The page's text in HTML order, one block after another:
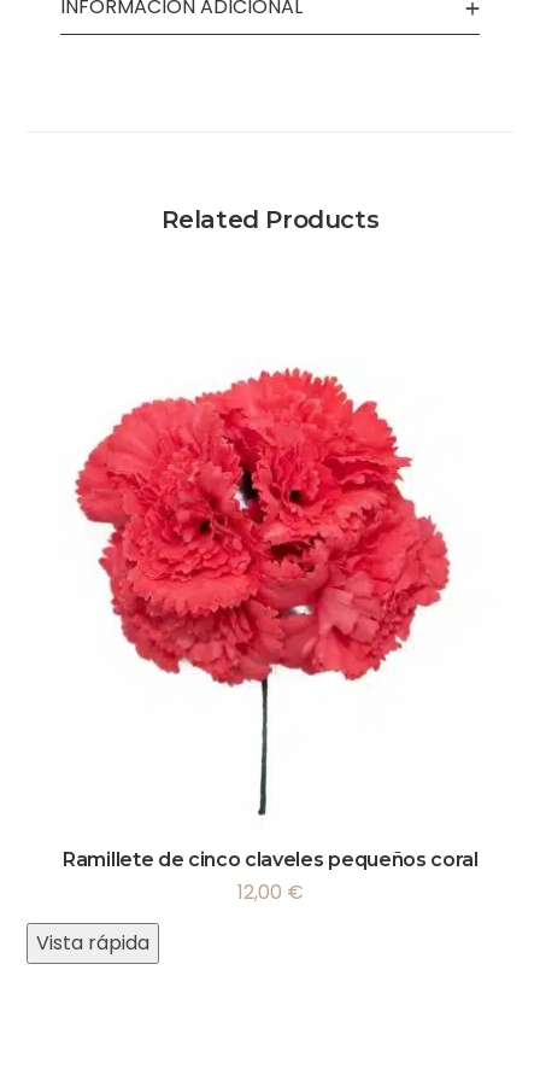
INFORMACIÓN ADICIONAL
Related Products
Ramillete de cinco claveles pequeños coral
12,00 €
Vista rápida